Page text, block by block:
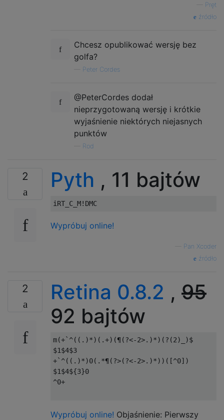
Pręt
źródło
Chcesz opublikować wersję bez
golfa?
Peter Cordes
@PeterCordes dodał
nieprzygotowaną wersję i krótkie
wyjaśnienie niektórych niejasnych
punktów
Rod
2 Pyth , 11 bajtów
Wypróbuj online!
Pan Xcoder
źródło
2 Retina 0.8.2 , 95
92 bajtów
m(+`^((.)*)(.+)(¶(?<-2>.)*)(?(2)_)$
$1$4$3
+`^((.)*)0(.*¶(?>(?<-2>.)*))([^0])
$1$4${3}0
^0+
Wypróbuj online! Objaśnienie: Pierwszy